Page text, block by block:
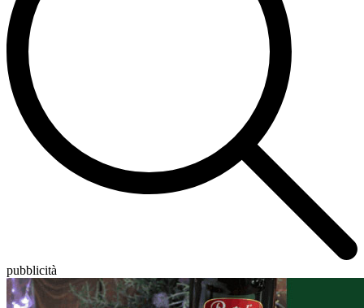
pubblicità